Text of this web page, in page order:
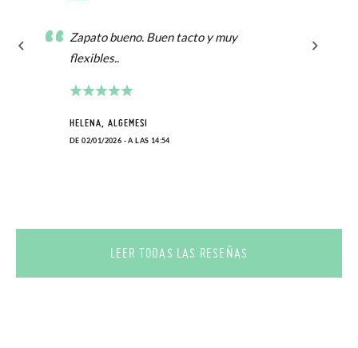
Zapato bueno. Buen tacto y muy
flexibles..
HELENA, ALGEMESI
DE 02/01/2026 - A LAS 14:54
LEER TODAS LAS RESEÑAS